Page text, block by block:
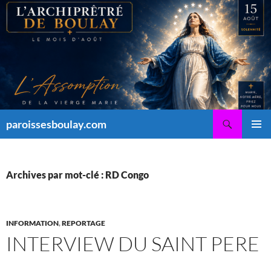
Aller
contenu
paroissesboulay.com
Archives par mot-clé : RD Congo
INFORMATION,REPORTAGE
INTERVIEW DU SAINT PERE